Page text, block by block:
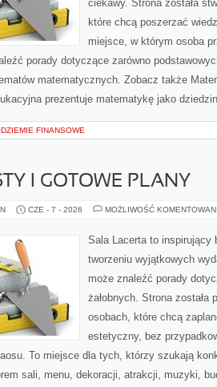
ciekawy. Strona została
które chcą poszerzać
miejsce, w którym osoba
porady dotyczące zarówno
matematycznych. Zobacz także
prezentuje matematykę jako
FINANSOWE
I GOTOWE PLANY
CZE - 7 - 2026 MOŻLIWOŚĆ
Sala Lacerta to inspirujący
tworzeniu wyjątkowych
może znaleźć porady
żałobnych. Strona została
osobach, które chcą
estetyczny, bez
To miejsce dla tych, którzy szukają
sali, menu, dekoracji, atrakcji, muzyki,